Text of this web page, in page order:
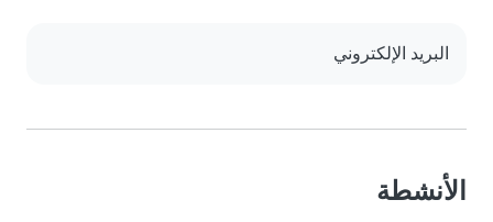
البريد الإلكتروني
الأنشطة